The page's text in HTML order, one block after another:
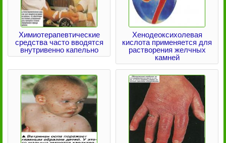
Химиотерапевтические
средства часто вводятся
внутривенно капельно
Хенодеоксихолевая
кислота применяется для
растворения желчных
камней